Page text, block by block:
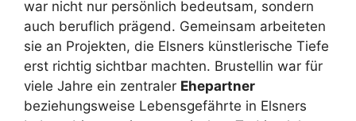
war nicht nur persönlich bedeutsam, sondern
auch beruflich prägend. Gemeinsam arbeiteten
sie an Projekten, die Elsners künstlerische Tiefe
erst richtig sichtbar machten. Brustellin war für
viele Jahre ein zentraler Ehepartner
beziehungsweise Lebensgefährte in Elsners